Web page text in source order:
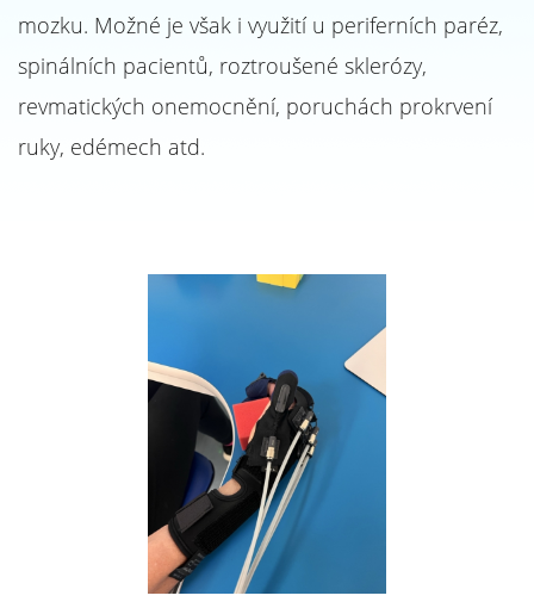
mozku. Možné je však i využití u periferních paréz,
spinálních pacientů, roztroušené sklerózy,
revmatických onemocnění, poruchách prokrvení
ruky, edémech atd.